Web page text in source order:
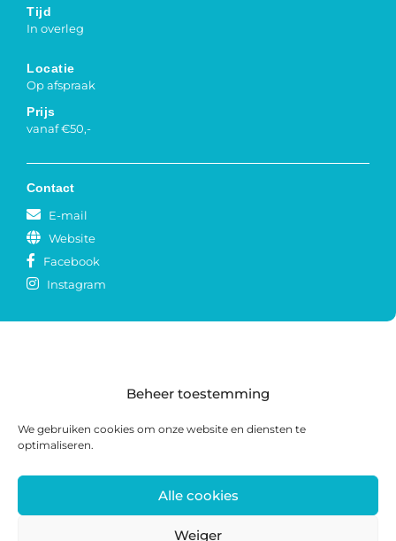
Beheer toestemming
We gebruiken cookies om onze website en diensten te
optimaliseren.
Alle cookies
Weiger
Tijd
In overleg
Locatie
Op afspraak
Prijs
vanaf €50,-
Contact
E-mail
Website
Facebook
Instagram
Postadres: Postbus 285, 8440 AG Heerenveen |
Bezoekadres: Zwanedrift 2, 8446 KS Heerenveen
0513 468 158 | info@ateliersmajeur.nl